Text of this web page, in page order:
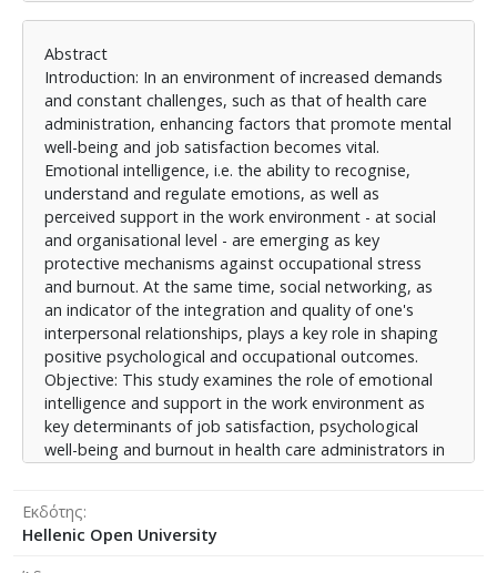
στο εργασιακό περιβάλλον ως βασικών
προσδιοριστικών παραγόντων της εργασιακής
ικανοποίησης, της ψυχολογικής ευεξίας και της
εργασιακής εξουθένωσης στους διοικητικούς
υπαλλήλους του τομέα υγείας στην Κρήτη.
Παράλληλα, εξετάζεται ο διαμεσολαβητικός ρόλος
της κοινωνικής δικτύωσης, καθώς και η επίδραση
δημογραφικών και επαγγελματικών χαρακτηριστικών
επί των προαναφερθέντων μεταβλητών.
Μεθοδολογία: Η μελέτη ακολούθησε συγχρονικό
ποσοτικό ερευνητικό σχεδιασμό. Ο πληθυσμός-
στόχος περιλάμβανε διοικητικό προσωπικό μονάδων
υγείας στην Κρήτη, με συλλογή δεδομένων μέσω
ανώνυμου, αυτοσυμπληρούμενου και εθελοντικού
ηλεκτρονικού ερωτηματολογίου. Χρησιμοποιήθηκαν
σταθμισμένα ψυχομετρικά εργαλεία (WLEIS, MBI, Job
Satisfaction Index, δείκτες κοινωνικής υποστήριξης
και δικτύωσης, κλίμακα ευεξίας). Το τελικό δείγμα
τις αρχές δεοντολογίας.
Αποτελέσματα: Η έρευνα ανέδειξε ότι η
συναισθηματική νοημοσύνη και η υποστήριξη στο
Abstract
Introduction: In an environment of increased demands
and constant challenges, such as that of health care
administration, enhancing factors that promote mental
well-being and job satisfaction becomes vital.
Emotional intelligence, i.e. the ability to recognise,
understand and regulate emotions, as well as
perceived support in the work environment - at social
and organisational level - are emerging as key
protective mechanisms against occupational stress
and burnout. At the same time, social networking, as
an indicator of the integration and quality of one's
interpersonal relationships, plays a key role in shaping
positive psychological and occupational outcomes.
Objective: This study examines the role of emotional
intelligence and support in the work environment as
key determinants of job satisfaction, psychological
well-being and burnout in health care administrators in
occupational characteristics on the aforementioned
variables are examined.
Εκδότης
Hellenic Open University